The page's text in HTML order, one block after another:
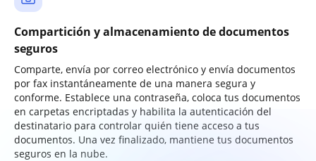
Compartición y almacenamiento de documentos
seguros
Comparte, envía por correo electrónico y envía documentos
por fax instantáneamente de una manera segura y
conforme. Establece una contraseña, coloca tus documentos
en carpetas encriptadas y habilita la autenticación del
destinatario para controlar quién tiene acceso a tus
documentos. Una vez finalizado, mantiene tus documentos
seguros en la nube.